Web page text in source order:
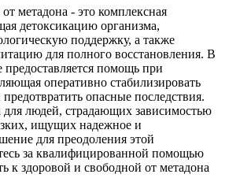
метадона - это комплексная
детоксикацию организма,
поддержку, а также
для полного восстановления. В
предоставляется помощь при
оперативно стабилизировать
опасные последствия.
для людей, страдающих зависимостью
ищущих надежное и
для преодоления этой
за квалифицированной помощью
к здоровой и свободной от метадона